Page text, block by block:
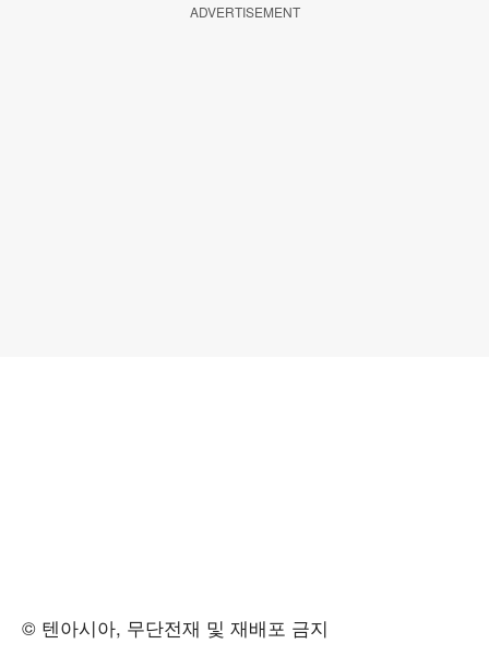
ADVERTISEMENT
© 텐아시아, 무단전재 및 재배포 금지